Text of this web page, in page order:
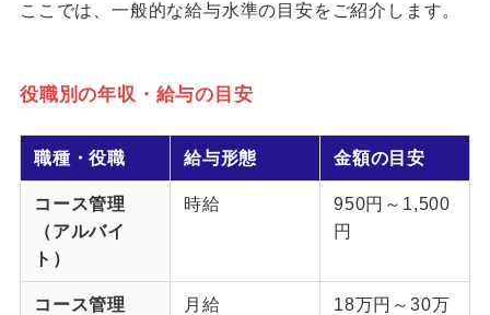
ここでは、一般的な給与水準の目安をご紹介します。
役職別の年収・給与の目安
職種・役職 給与形態 金額の目安
コース管理
（アルバイ
ト）
時給
950円～1,500
円
コース管理
月給
18万円～30万